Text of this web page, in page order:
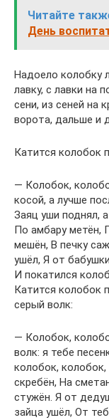
Читайте
День
Надоело колобку
лавку, с лавки на
сени, из сеней на
ворота, дальше и
Катится колобок
— Колобок,
косой, а лучше
Заяц уши поднял,
По амбару метён,
мешён, В печку
ушёл, Я от
И покатился
Катится колобок
серый волк:
— Колобок,
волк: я тебе
колобок,
скребён, На
стужён. Я от
зайца ушёл, От